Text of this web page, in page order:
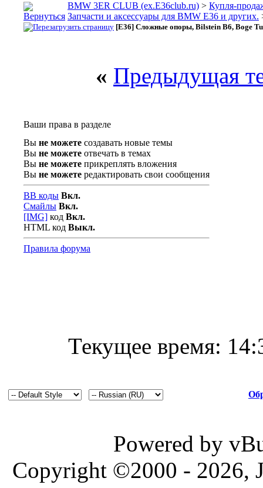
BMW 3ER CLUB (ex.E36club.ru) > Купля-
Запчасти и аксессуары для BMW E36 и других.
[E36] Сложные опоры, Bilstein B6, Boge
« Предыдущая
Ваши права в разделе
Вы не можете создавать новые темы
Вы не можете отвечать в темах
Вы не можете прикреплять вложения
Вы не можете редактировать свои сообщения
BB коды Вкл.
Смайлы Вкл.
[IMG] код Вкл.
HTML код Выкл.
Правила форума
Текущее время:
Powered by
Copyright ©2000 - 2026,